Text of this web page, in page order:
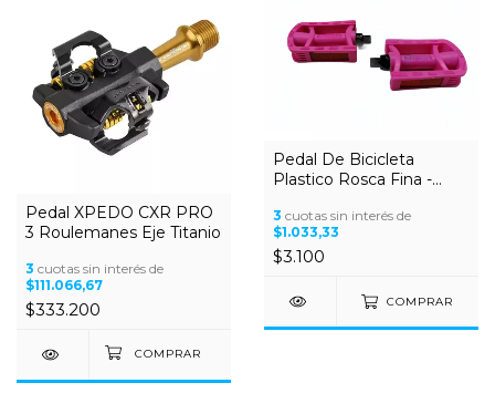
Pedal XPEDO CXR PRO
3 Roulemanes Eje Titanio
3 cuotas sin interés de
$111.066,67
$333.200
Pedal De Bicicleta
Plastico Rosca Fina -
rodado 16/20
3 cuotas sin interés de
$1.033,33
$3.100
COMPRAR